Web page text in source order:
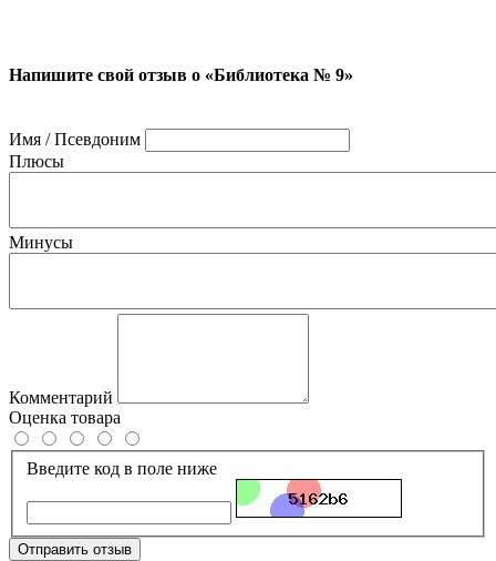
Напишите свой отзыв о «Библиотека № 9»
Имя / Псевдоним
Плюсы
Минусы
Комментарий
Оценка товара
Введите код в поле ниже
Отправить отзыв